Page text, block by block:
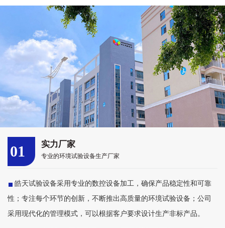
01 实力厂家
专业的环境试验设备生产厂家
皓天试验设备采用专业的数控设备加工，确保产品稳定性和可靠
性；专注每个环节的创新，不断推出高质量的环境试验设备；公司
采用现代化的管理模式，可以根据客户要求设计生产非标产品。